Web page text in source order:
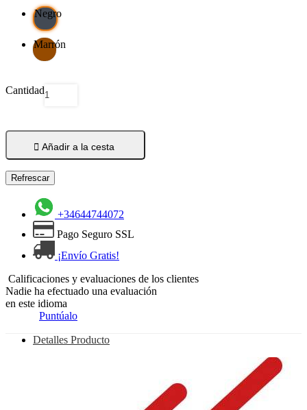
Negro
Marrón
Cantidad
 Añadir a la cesta
+34644744072
Pago Seguro SSL
¡Envío Gratis!
Calificaciones y evaluaciones de los clientes
Nadie ha efectuado una evaluación
en este idioma
Puntúalo
Detalles Producto